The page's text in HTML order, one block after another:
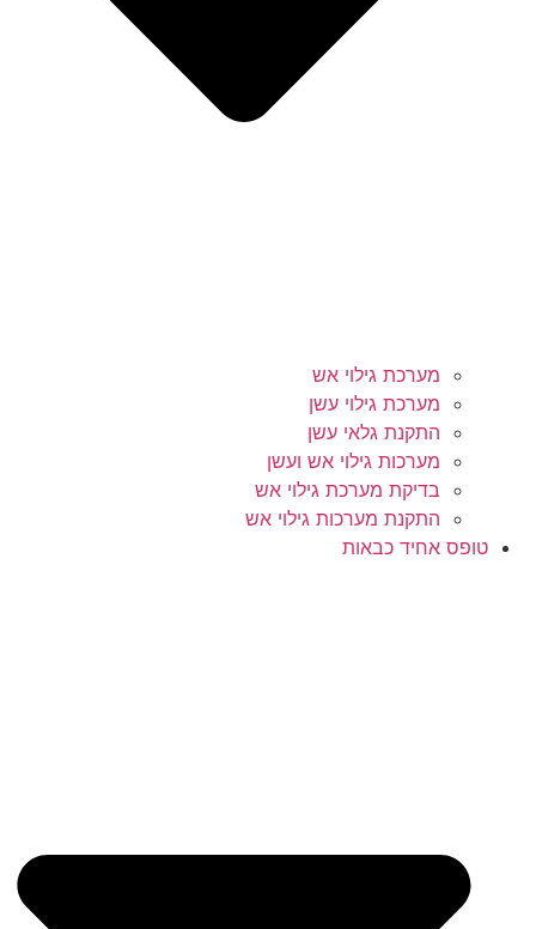
מערכת גילוי אש
מערכת גילוי עשן
התקנת גלאי עשן
מערכות גילוי אש ועשן
בדיקת מערכת גילוי אש
התקנת מערכות גילוי אש
טופס אחיד כבאות